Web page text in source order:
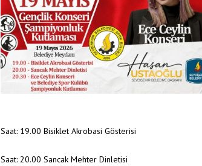
Saat: 19.00 Bisiklet Akrobasi Gösterisi
Saat: 20.00 Sancak Mehter Dinletisi